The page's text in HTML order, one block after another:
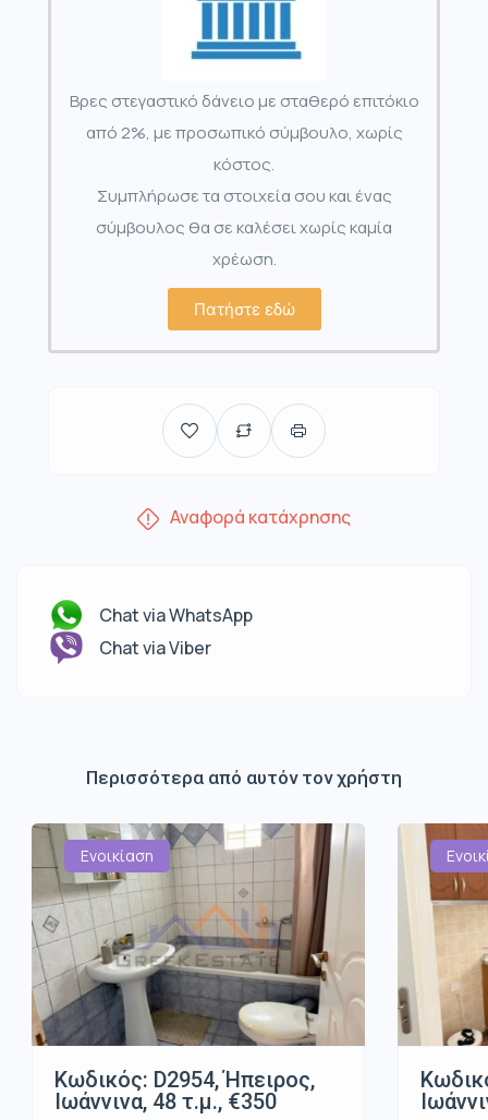
Βρες στεγαστικό δάνειο με σταθερό επιτόκιο
από 2%, με προσωπικό σύμβουλο, χωρίς
κόστος.
Συμπλήρωσε τα στοιχεία σου και ένας
σύμβουλος θα σε καλέσει χωρίς καμία
χρέωση.
Πατήστε εδώ
Αναφορά κατάχρησης
Chat via WhatsApp
Chat via Viber
Περισσότερα από αυτόν τον χρήστη
Ενοικίαση
Κωδικός: D2954, Ήπειρος,
Ιωάννινα, 48 τ.μ., €350